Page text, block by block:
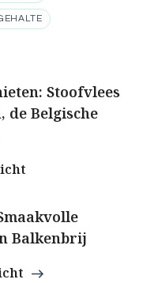
Stoofvlees
de Belgische
Balkenbrij